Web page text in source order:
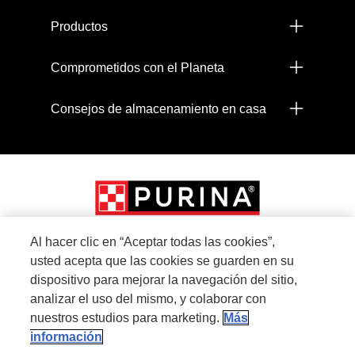
Productos
Comprometidos con el Planeta
Consejos de almacenamiento en casa
Menu Footer Secundario Proplan
All Nestlé Purina trademarks owned by Société des Produits Nestlé S.A., Vevey,
Switzerland or are used with permission.
Al hacer clic en “Aceptar todas las cookies”,
usted acepta que las cookies se guarden en su
dispositivo para mejorar la navegación del sitio,
analizar el uso del mismo, y colaborar con
nuestros estudios para marketing. Más
información